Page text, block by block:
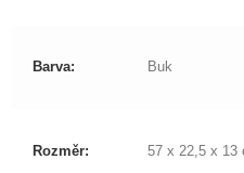
Barva: Buk
Rozměr: 57 x 22,5 x 13